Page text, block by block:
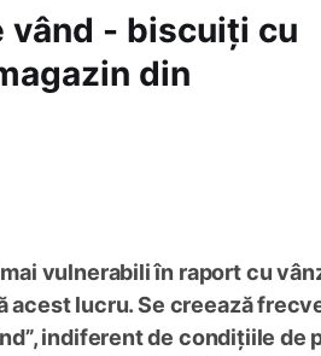
vând - biscuiți cu
din
vulnerabili în raport cu
lucru. Se creează
indiferent de condițiile de